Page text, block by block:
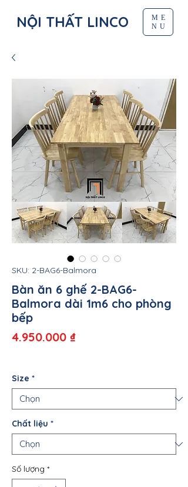
NỘI THẤT LINCO
ME
NU
SKU: 2-BAG6-Balmora
Bàn ăn 6 ghế 2-BAG6-
Balmora dài 1m6 cho phòng
bếp
4.950.000 ₫Giá
Size *
Chất liệu *
Số lượng *